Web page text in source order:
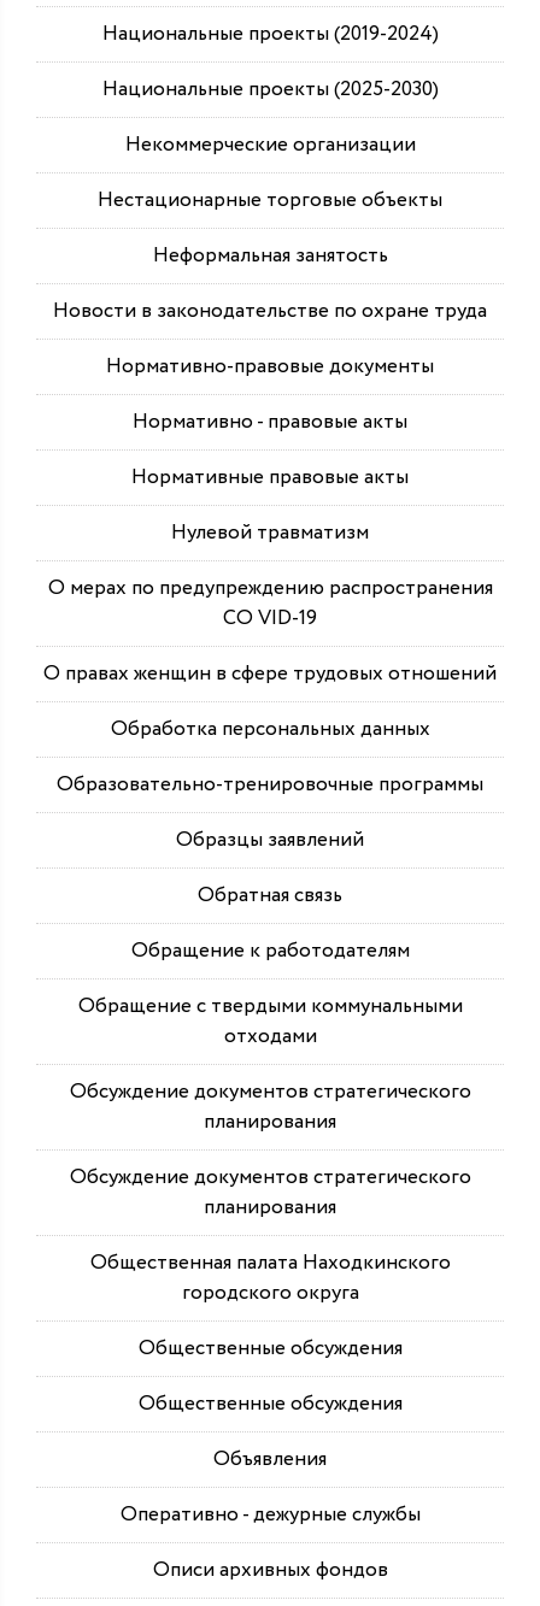
Национальные проекты (2019-2024)
Национальные проекты (2025-2030)
Некоммерческие организации
Нестационарные торговые объекты
Неформальная занятость
Новости в законодательстве по охране труда
Нормативно-правовые документы
Нормативно - правовые акты
Нормативные правовые акты
Нулевой травматизм
О мерах по предупреждению распространения
СО VID-19
О правах женщин в сфере трудовых отношений
Обработка персональных данных
Образовательно-тренировочные программы
Образцы заявлений
Обратная связь
Обращение к работодателям
Обращение с твердыми коммунальными
отходами
Обсуждение документов стратегического
планирования
Обсуждение документов стратегического
планирования
Общественная палата Находкинского
городского округа
Общественные обсуждения
Общественные обсуждения
Объявления
Оперативно - дежурные службы
Описи архивных фондов